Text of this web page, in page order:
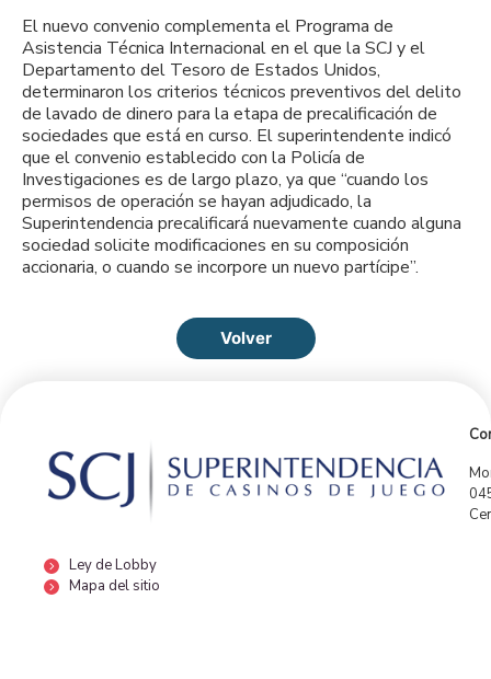
El nuevo convenio complementa el Programa de
Asistencia Técnica Internacional en el que la SCJ y el
Departamento del Tesoro de Estados Unidos,
determinaron los criterios técnicos preventivos del delito
de lavado de dinero para la etapa de precalificación de
sociedades que está en curso. El superintendente indicó
que el convenio establecido con la Policía de
Investigaciones es de largo plazo, ya que “cuando los
permisos de operación se hayan adjudicado, la
Superintendencia precalificará nuevamente cuando alguna
sociedad solicite modificaciones en su composición
accionaria, o cuando se incorpore un nuevo partícipe”.
Volver
Ley de Lobby
Mapa del sitio